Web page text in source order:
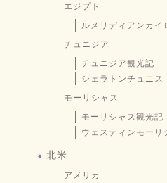
エジプト
ルメリディアンカイ
チュニジア
チュニジア観光記
シェラトンチュニス
モーリシャス
モーリシャス観光記
ウェスティンモーリ
北米
アメリカ